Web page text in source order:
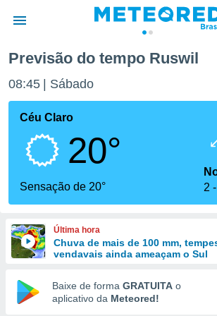
da
fornecidas
a este
das
e
forma
digital
Previsão do tempo Ruswil
08:45 Sábado
Céu Claro
20°
Sensação de 20°
2
Última hora
Chuva de mais de 100 mm,
vendavais ainda ameaçam o Sul
Baixe de forma GRATUITA o
aplicativo da Meteored!